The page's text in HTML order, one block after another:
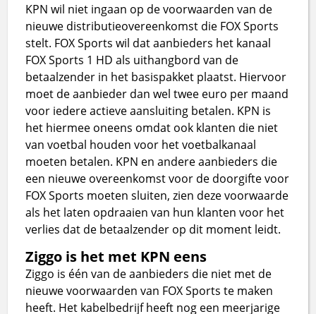
KPN wil niet ingaan op de voorwaarden van de
nieuwe distributieovereenkomst die FOX Sports
stelt. FOX Sports wil dat aanbieders het kanaal
FOX Sports 1 HD als uithangbord van de
betaalzender in het basispakket plaatst. Hiervoor
moet de aanbieder dan wel twee euro per maand
voor iedere actieve aansluiting betalen. KPN is
het hiermee oneens omdat ook klanten die niet
van voetbal houden voor het voetbalkanaal
moeten betalen. KPN en andere aanbieders die
een nieuwe overeenkomst voor de doorgifte voor
FOX Sports moeten sluiten, zien deze voorwaarde
als het laten opdraaien van hun klanten voor het
verlies dat de betaalzender op dit moment leidt.
Ziggo is het met KPN eens
Ziggo is één van de aanbieders die niet met de
nieuwe voorwaarden van FOX Sports te maken
heeft. Het kabelbedrijf heeft nog een meerjarige